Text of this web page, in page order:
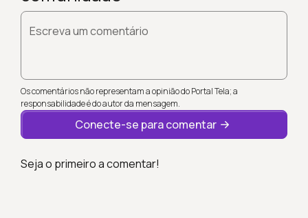
Escreva um comentário
Os comentários não representam a opinião do Portal Tela; a
responsabilidade é do autor da mensagem.
Conecte-se para comentar
Seja o primeiro a comentar!